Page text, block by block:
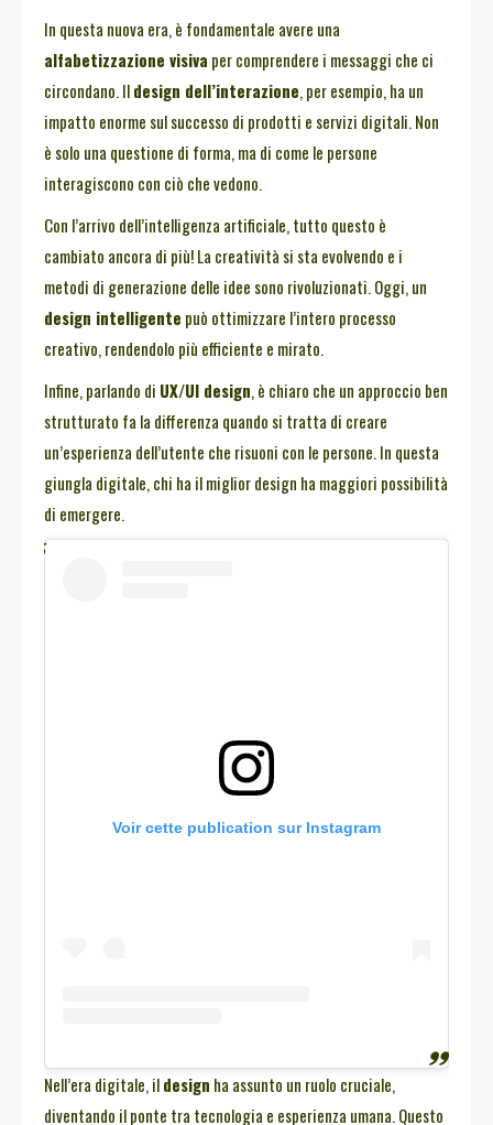
In questa nuova era, è fondamentale avere una
alfabetizzazione visiva per comprendere i messaggi che ci
circondano. Ildesign dell’interazione, per esempio, ha un
impatto enorme sul successo di prodotti e servizi digitali. Non
è solo una questione di forma, ma di come le persone
interagiscono con ciò che vedono.
Con l’arrivo dell’intelligenza artificiale, tutto questo è
cambiato ancora di più! La creatività si sta evolvendo e i
metodi di generazione delle idee sono rivoluzionati. Oggi, un
design intelligente può ottimizzare l’intero processo
creativo, rendendolo più efficiente e mirato.
Infine, parlando di UX/UI design, è chiaro che un approccio ben
strutturato fa la differenza quando si tratta di creare
un’esperienza dell’utente che risuoni con le persone. In questa
giungla digitale, chi ha il miglior design ha maggiori possibilità
di emergere.
Voir cette publication sur Instagram
Nell’era digitale, ildesign ha assunto un ruolo cruciale,
diventando il ponte tra tecnologia e esperienza umana. Questo